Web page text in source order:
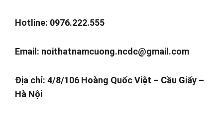
Hotline: 0976.222.555
Email: noithatnamcuong.ncdc@gmail.com
Địa chỉ: 4/8/106 Hoàng Quốc Việt – Cầu Giấy –
Hà Nội